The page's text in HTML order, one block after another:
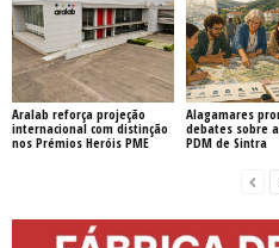
Aralab reforça projeção
internacional com distinção
nos Prémios Heróis PME
Alagamares
debates sobre
PDM de Sintra